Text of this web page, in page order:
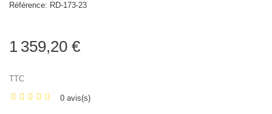
Référence: RD-173-23
1 359,20 €
TTC
0 avis(s)